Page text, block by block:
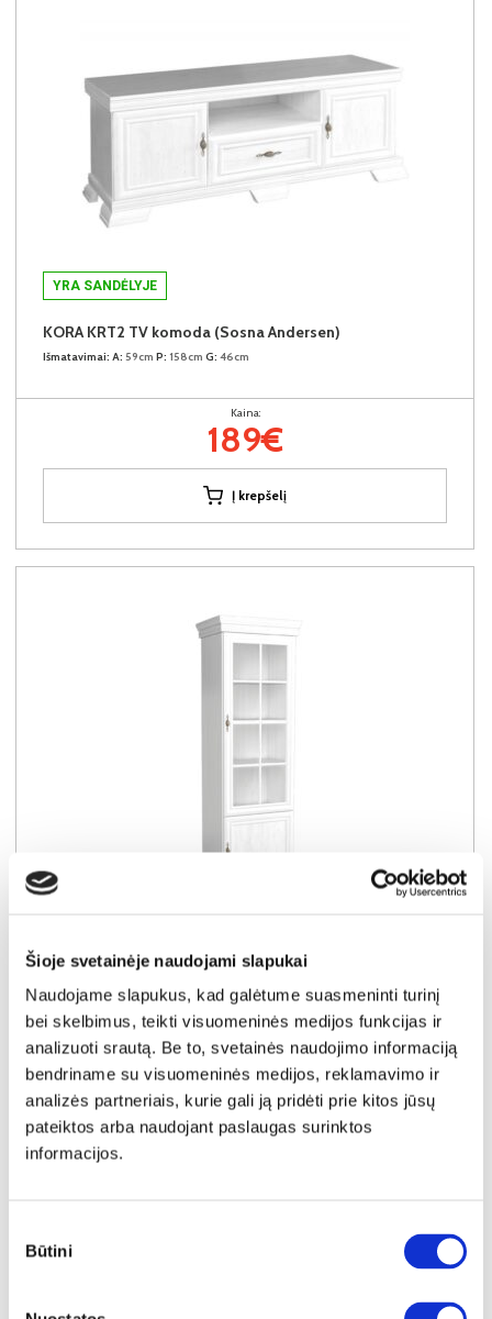
Šioje svetainėje naudojami slapukai
Naudojame slapukus, kad galėtume suasmeninti turinį
bei skelbimus, teikti visuomeninės medijos funkcijas ir
analizuoti srautą. Be to, svetainės naudojimo informaciją
bendriname su visuomeninės medijos, reklamavimo ir
analizės partneriais, kurie gali ją pridėti prie kitos jūsų
pateiktos arba naudojant paslaugas surinktos
informacijos.
pasirinkimas
Būtini
YRA SANDĖLYJE
KORA KRT2 TV komoda (Sosna Andersen)
Išmatavimai: A: 59cm P: 158cm G: 46cm
Kaina:
189€
Į krepšelį
Išmatavimai:A:193cmP:58cmG:40cm
Kaina:
169€
Į krepšelį